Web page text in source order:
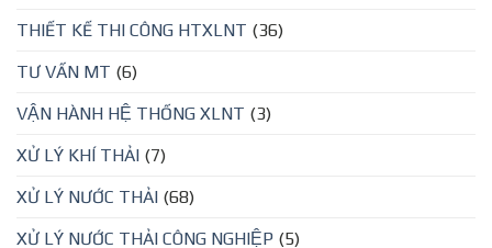
THIẾT KẾ THI CÔNG HTXLNT (36)
TƯ VẤN MT (6)
VẬN HÀNH HỆ THỐNG XLNT (3)
XỬ LÝ KHÍ THẢI (7)
XỬ LÝ NƯỚC THẢI (68)
XỬ LÝ NƯỚC THẢI CÔNG NGHIỆP (5)